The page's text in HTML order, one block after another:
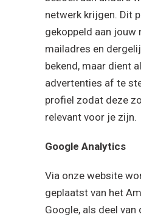
netwerk krijgen. Dit
gekoppeld aan jouw
mailadres en
bekend, maar dient
advertenties af te
profiel zodat deze
relevant voor je zijn.
Google Analytics
Via onze website
geplaatst van het
Google, als deel van